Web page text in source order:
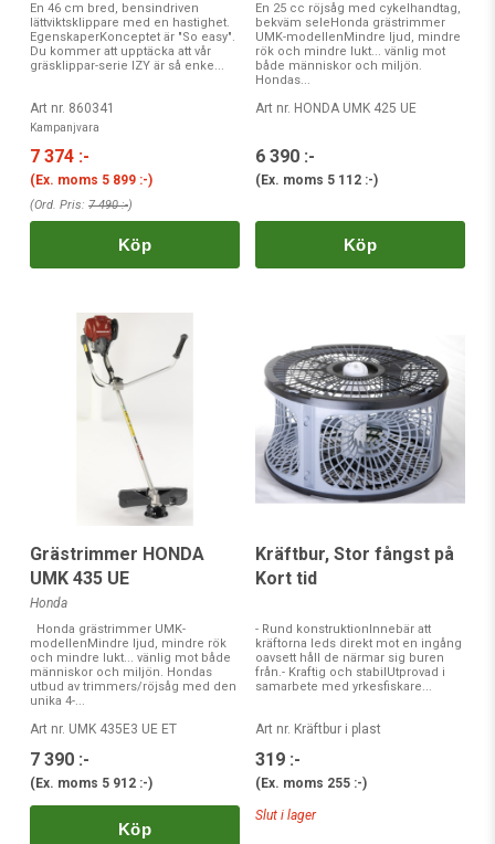
En 46 cm bred, bensindriven
lättviktsklippare med en hastighet.
EgenskaperKonceptet är "So easy".
Du kommer att upptäcka att vår
gräsklippar-serie IZY är så enke...
Art nr. 860341
Kampanjvara
7 374 :-
(Ex. moms 5 899 :-)
(Ord. Pris: 7 490 :-)
Köp
En 25 cc röjsåg med cykelhandtag,
bekväm seleHonda grästrimmer
UMK-modellenMindre ljud, mindre
rök och mindre lukt... vänlig mot
både människor och miljön.
Hondas...
Art nr. HONDA UMK 425 UE
6 390 :-
(Ex. moms 5 112 :-)
Köp
Grästrimmer HONDA
UMK 435 UE
Honda
Honda grästrimmer UMK-
modellenMindre ljud, mindre rök
och mindre lukt... vänlig mot både
människor och miljön. Hondas
utbud av trimmers/röjsåg med den
unika 4-...
Art nr. UMK 435E3 UE ET
7 390 :-
(Ex. moms 5 912 :-)
Köp
Kräftbur, Stor fångst på
Kort tid
- Rund konstruktionInnebär att
kräftorna leds direkt mot en ingång
oavsett håll de närmar sig buren
från.- Kraftig och stabilUtprovad i
samarbete med yrkesfiskare...
Art nr. Kräftbur i plast
319 :-
(Ex. moms 255 :-)
Slut i lager